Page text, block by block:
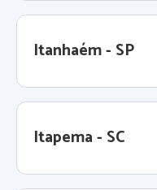
Itanhaém - SP
Itapema - SC